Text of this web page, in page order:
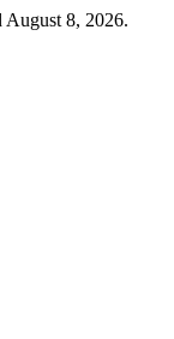
August 8, 2026.